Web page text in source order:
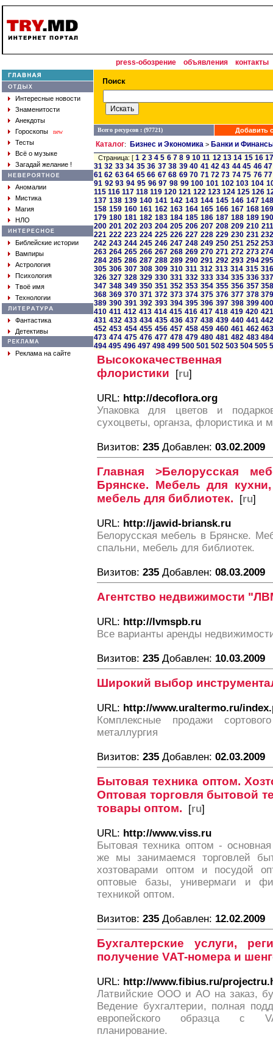
press-обозрение объявления контакты
Интересные новости
Знаменитости
Анекдоты
Гороскопы
new
Тесты
Всё о музыке
Загадай желание !
Аномалии
Мистика
Магия
НЛО
Библейские истории
Вампиры
Астрология
Психология
Твоё имя
Технологии
Фантастика
Детективы
Реклама на сайте
Всего ресурсов : (97721) Добавить
Каталог: Бизнес и Экономика > Банки и
Страница: [1 2 3 4 5 6 7 8 9 10 11 12 13 14 15 16
31 32 33 34 35 36 37 38 39 40 41 42 43 44 45 46 47
61 62 63 64 65 66 67 68 69 70 71 72 73 74 75 76 77
91 92 93 94 95 96 97 98 99 100 101 102 103 104
115 116 117 118 119 120 121 122 123 124 125 126
137 138 139 140 141 142 143 144 145 146 147
158 159 160 161 162 163 164 165 166 167 168
179 180 181 182 183 184 185 186 187 188 189
200 201 202 203 204 205 206 207 208 209 210 211
221 222 223 224 225 226 227 228 229 230 231
242 243 244 245 246 247 248 249 250 251 252
263 264 265 266 267 268 269 270 271 272 273
284 285 286 287 288 289 290 291 292 293 294
305 306 307 308 309 310 311 312 313 314 315 316
326 327 328 329 330 331 332 333 334 335 336
347 348 349 350 351 352 353 354 355 356 357
368 369 370 371 372 373 374 375 376 377 378
389 390 391 392 393 394 395 396 397 398 399
410 411 412 413 414 415 416 417 418 419 420 421
431 432 433 434 435 436 437 438 439 440 441
452 453 454 455 456 457 458 459 460 461 462
473 474 475 476 477 478 479 480 481 482 483
494 495 496 497 498 499 500 501 502 503 504 505
флористики [ru]
URL: http://decoflora.org
Упаковка для цветов и
сухоцветы, органза, флористика и
Визитов: 235 Добавлен: 03.02.2009
Главная >Белорусская
Брянске. Мебель для
мебель для библиотек. [ru]
URL: http://jawid-briansk.ru
Белорусская мебель в Брянске.
спальни, мебель для библиотек.
Визитов: 235 Добавлен: 08.03.2009
Агентство недвижимости
URL: http://lvmspb.ru
Все варианты аренды
Визитов: 235 Добавлен: 10.03.2009
Широкий выбор
URL: http://www.uraltermo.ru/
Комплексные продажи
металлургия
Визитов: 235 Добавлен: 02.03.2009
Бытовая техника оптом.
Оптовая торговля бытовой
товары оптом. [ru]
URL: http://www.viss.ru
Бытовая техника оптом -
же мы занимаемся торговлей
хозтоварами оптом и посудой
оптовые базы, универмаги и
техникой оптом.
Визитов: 235 Добавлен: 12.02.2009
Бухгалтерские услуги,
получение VAT-номера и
URL: http://www.fibius.ru/
Латвийские ООО и АО на заказ,
Ведение бухгалтерии, полная
европейского образца с
планирование.